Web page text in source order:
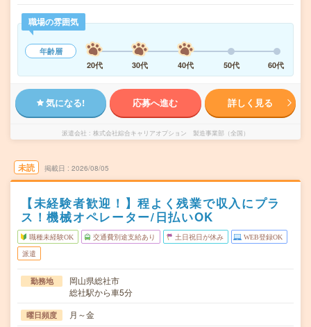
職場の雰囲気
年齢層
20代
30代 40代 50代 60代
気になる! 応募へ進む 詳しく見る
派遣会社 株式会社綜合キャリアオプション 製造事業部（全国）
未読 掲載日 2026/08/05
【未経験者歓迎！】程よく残業で収入にプラ
ス！機械オペレーター/日払いOK
職種未経験OK 交通費別途支給あり 土日祝日が休み WEB登録OK
派遣
勤務地
岡山県総社市
総社駅から車5分
曜日頻度 月～金